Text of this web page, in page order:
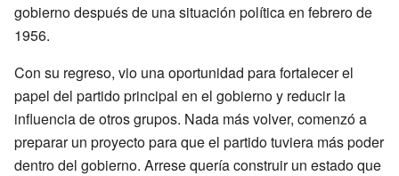
gobierno después de una situación política en febrero de
1956.
Con su regreso, vio una oportunidad para fortalecer el
papel del partido principal en el gobierno y reducir la
influencia de otros grupos. Nada más volver, comenzó a
preparar un proyecto para que el partido tuviera más poder
dentro del gobierno. Arrese quería construir un estado que